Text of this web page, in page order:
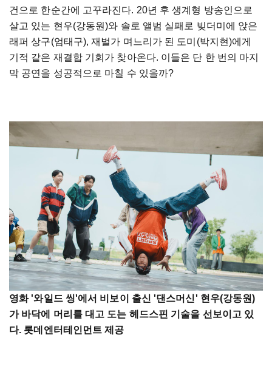
건으로 한순간에 고꾸라진다. 20년 후 생계형 방송인으로
살고 있는 현우(강동원)와 솔로 앨범 실패로 빚더미에 앉은
래퍼 상구(엄태구), 재벌가 며느리가 된 도미(박지현)에게
기적 같은 재결합 기회가 찾아온다. 이들은 단 한 번의 마지
막 공연을 성공적으로 마칠 수 있을까?
영화 '와일드 씽'에서 비보이 출신 '댄스머신' 현우(강동원)
가 바닥에 머리를 대고 도는 헤드스핀 기술을 선보이고 있
다. 롯데엔터테인먼트 제공